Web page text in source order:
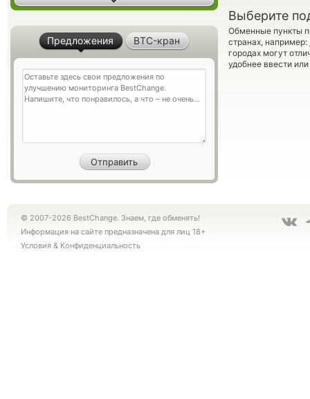
Выберите
Обменные пункты
странах, например:
городах могут
удобнее ввести
Предложения BTC-кран
© 2007-2026 BestChange. Знаем, где обменять!
Информация на сайте предназначена для лиц 18+
Условия & Конфиденциальность